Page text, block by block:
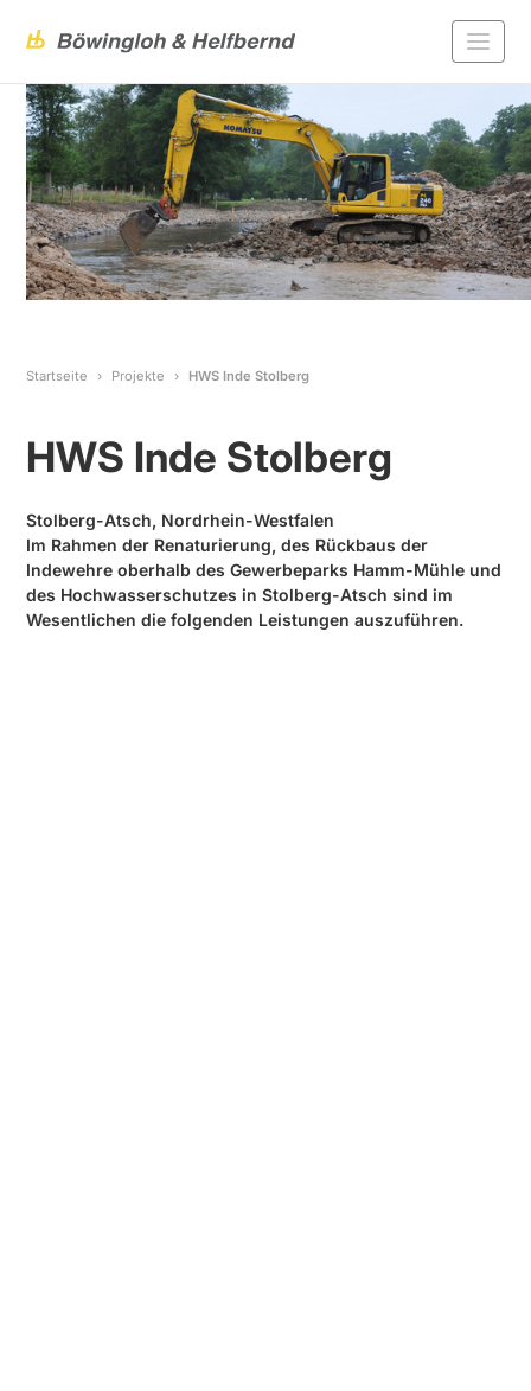
Startseite Projekte HWS Inde Stolberg
HWS Inde Stolberg
Stolberg-Atsch, Nordrhein-Westfalen
Im Rahmen der Renaturierung, des Rückbaus der
Indewehre oberhalb des Gewerbeparks Hamm-Mühle und
des Hochwasserschutzes in Stolberg-Atsch sind im
Wesent­lichen die folgenden Leistungen auszuführen.